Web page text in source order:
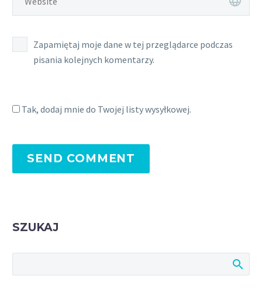
Zapamiętaj moje dane w tej przeglądarce podczas
pisania kolejnych komentarzy.
Tak, dodaj mnie do Twojej listy wysyłkowej.
SEND COMMENT
SZUKAJ